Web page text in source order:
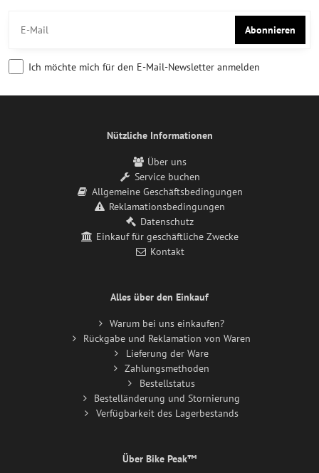
Abonnieren
Ich möchte mich für den E-Mail-Newsletter anmelden
Nützliche Informationen
Über uns
Service buchen
Allgemeine Geschäftsbedingungen
Reklamationsbedingungen
Datenschutz
Einkauf für geschäftliche Zwecke
Kontakt
Alles über den Einkauf
Warum bei uns einkaufen?
Rückgabe und Reklamation von Waren
Lieferung der Ware
Zahlungsmethoden
Bestellstatus
Bestelländerung und Stornierung
Verfügbarkeit des Lagerbestands
Über Bike Peak™